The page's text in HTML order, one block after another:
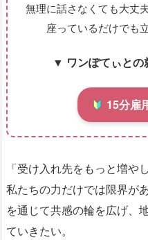
無理に話さなくても大丈夫
座っているだけでも
▼ ワンぽてぃと
15分雇
「受け入れ先をもっと増や
私たちの力だけでは限界が
を通じて共感の輪を広げ、
ていきたい。